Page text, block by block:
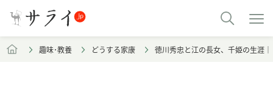
趣味･教養 どうする家康 徳川秀忠と江の長女、千姫の生涯